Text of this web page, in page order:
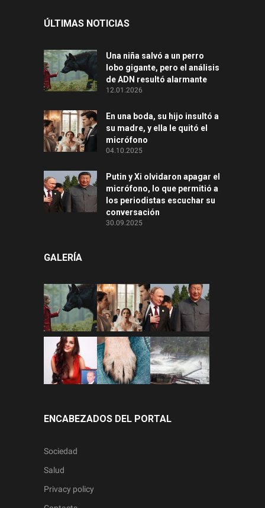
ÚLTIMAS NOTICIAS
Una niña salvó a un perro
lobo gigante, pero el análisis
de ADN resultó alarmante
12.01.2026
En una boda, su hijo insultó a
su madre, y ella le quitó el
micrófono
04.10.2025
Putin y Xi olvidaron apagar el
micrófono, lo que permitió a
los periodistas escuchar su
conversación
30.09.2025
GALERÍA
ENCABEZADOS DEL PORTAL
Sociedad
Salud
Privacy policy